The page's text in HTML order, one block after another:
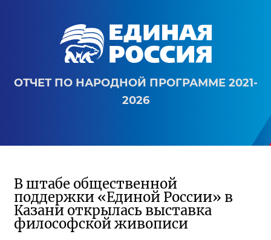
ОТЧЕТ ПО НАРОДНОЙ ПРОГРАММЕ 2021-
2026
В штабе общественной
поддержки «Единой России» в
Казани открылась выставка
философской живописи